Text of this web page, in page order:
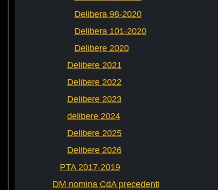
Delibera 98-2020
Delibera 101-2020
Delibere 2020
Delibere 2021
Delibere 2022
Delibere 2023
delibere 2024
Delibere 2025
Delibere 2026
PTA 2017-2019
DM nomina CdA precedenti